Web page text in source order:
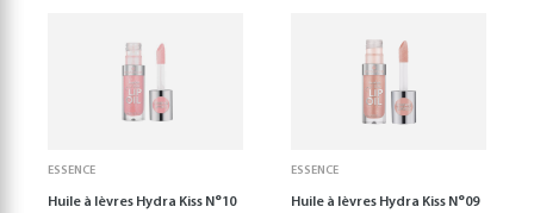
ESSENCE
Huile à lèvres Hydra Kiss N°10
ESSENCE
Huile à lèvres Hydra Kiss N°09